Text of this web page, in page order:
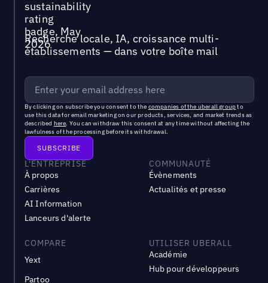
Recherche locale, IA, croissance multi-
établissements — dans votre boîte mail
By clicking on subscribe you consent to the companies of the uberall groupto
use this data for email marketing on our products, services, and market trends as
described here. You can withdraw this consent at any time without affecting the
lawfulness of the processing before its withdrawal.
L'ENTREPRISE
À propos
Carrières
AI Information
Lanceurs d'alerte
COMMUNAUTÉ
Évènements
Actualités et presse
COMPARE
Yext
Partoo
UTILISER UBERALL
Académie
Hub pour développeurs